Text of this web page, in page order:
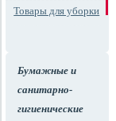
Товары для уборки
Бумажные и
санитарно-
гигиенические